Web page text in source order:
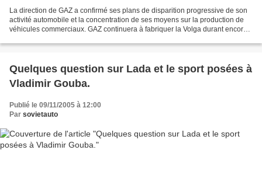
La direction de GAZ a confirmé ses plans de disparition progressive de son
activité automobile et la concentration de ses moyens sur la production de
véhicules commerciaux. GAZ continuera à fabriquer la Volga durant encore
Quelques question sur Lada et le sport posées à
Vladimir Gouba.
Publié le 09/11/2005 à 12:00
Par sovietauto